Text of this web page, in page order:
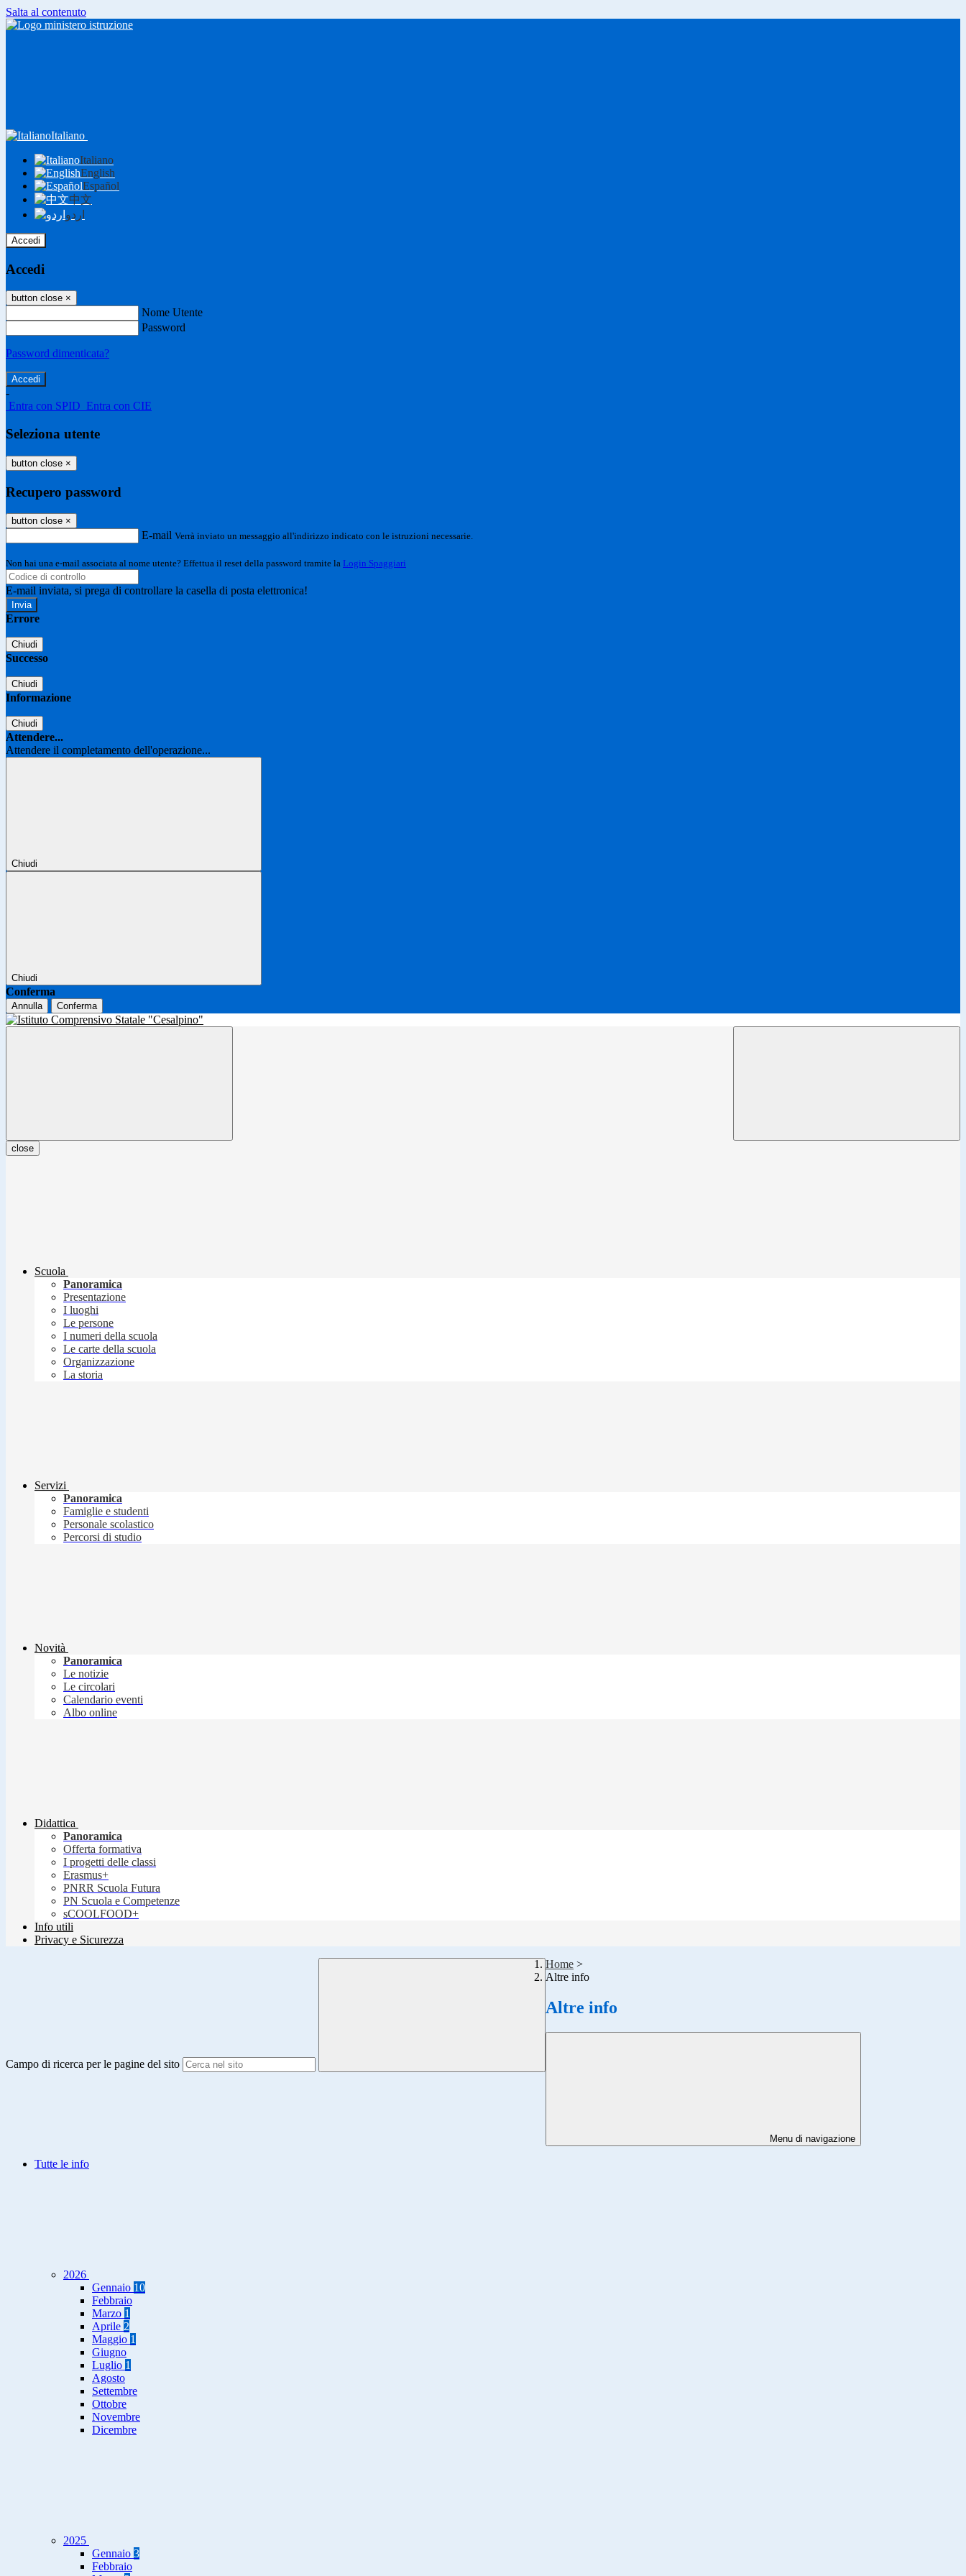
Salta al contenuto
Italiano
Italiano
English
Español
中文
اردو
Accedi
Accedi
button close ×
Nome Utente
Password
Password dimenticata?
-
Entra con SPID Entra con CIE
Seleziona utente
button close ×
Recupero password
button close ×
E-mail Verrà inviato un messaggio all'indirizzo indicato con le istruzioni necessarie.
Non hai una e-mail associata al nome utente? Effettua il reset della password tramite la Login Spaggiari
E-mail inviata, si prega di controllare la casella di posta elettronica!
Errore
Chiudi
Successo
Chiudi
Informazione
Chiudi
Attendere...
Attendere il completamento dell'operazione...
Chiudi
Chiudi
Conferma
Annulla Conferma
close
Scuola
Panoramica
Presentazione
I luoghi
Le persone
I numeri della scuola
Le carte della scuola
Organizzazione
La storia
Servizi
Panoramica
Famiglie e studenti
Personale scolastico
Percorsi di studio
Novità
Panoramica
Le notizie
Le circolari
Calendario eventi
Albo online
Didattica
Panoramica
Offerta formativa
I progetti delle classi
Erasmus+
PNRR Scuola Futura
PN Scuola e Competenze
sCOOLFOOD+
Info utili
Privacy e Sicurezza
Campo di ricerca per le pagine del sito
Home >
Altre info
Altre info
Menu di navigazione
Tutte le info
2026
Gennaio 10
Febbraio
Marzo 1
Aprile 2
Maggio 1
Giugno
Luglio 1
Agosto
Settembre
Ottobre
Novembre
Dicembre
2025
Gennaio 3
Febbraio